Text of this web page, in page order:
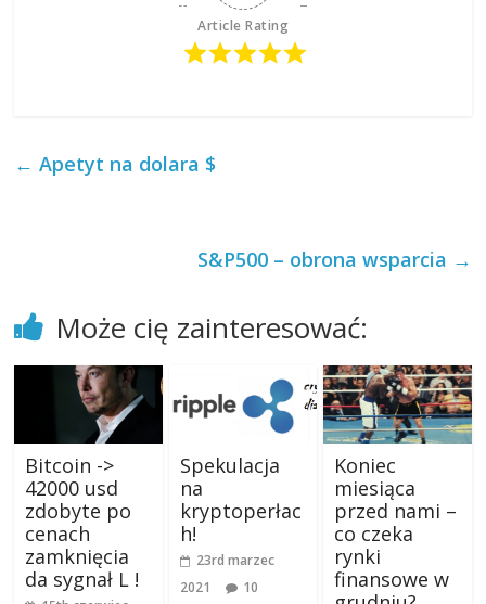
Article Rating
← Apetyt na dolara $
S&P500 – obrona wsparcia →
Może cię zainteresować:
Bitcoin ->
42000 usd
zdobyte po
cenach
zamknięcia
da sygnał L !
Spekulacja
na
kryptoperłac
h!
23rd marzec
2021
10
Koniec
miesiąca
przed nami –
co czeka
rynki
finansowe w